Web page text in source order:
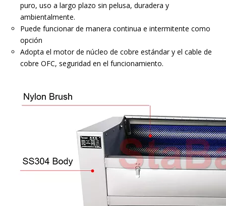
puro, uso a largo plazo sin pelusa, duradera y
ambientalmente.
Puede funcionar de manera continua e intermitente como
opción
Adopta el motor de núcleo de cobre estándar y el cable de
cobre OFC, seguridad en el funcionamiento.